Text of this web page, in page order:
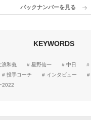
」
バックナンバーを見る
KEYWORDS
浪和義 星野仙一 中日
投手コーチ インタビュー
2022